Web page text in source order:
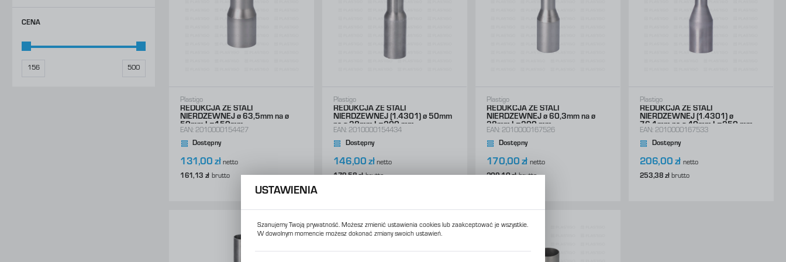
Usługi
Usługi
CENA
Plastigo
REDUKCJA ZE STALI
NIERDZEWNEJ ø 63,5mm na ø
50mm L=150mm
EAN: 2010000154427
Dostępny
131,00 zł netto
161,13 zł brutto
Plastigo
REDUKCJA ZE STALI
NIERDZEWNEJ (1.4301) ø 50mm
na ø 38mm L=200 mm
EAN: 2010000154434
Dostępny
146,00 zł netto
179,58 zł brutto
Plastigo
REDUKCJA ZE STALI
NIERDZEWNEJ ø 60,3mm na ø
38mm L=200 mm
EAN: 2010000167526
Dostępny
170,00 zł netto
209,10 zł brutto
Plastigo
REDUKCJA ZE STALI
NIERDZEWNEJ (1.4301) ø
76,1mm na ø 40mm L=250 mm
EAN: 2010000167533
Dostępny
206,00 zł netto
253,38 zł brutto
USTAWIENIA
Szanujemy Twoją prywatność. Możesz zmienić ustawienia cookies lub zaakceptować je wszystkie.
W dowolnym momencie możesz dokonać zmiany swoich ustawień.